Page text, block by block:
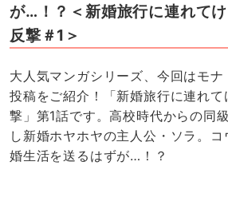
が…！？＜新婚旅行に連れて
反撃＃1＞
大人気マンガシリーズ、今回はモ
投稿をご紹介！「新婚旅行に連れて
撃」第1話です。高校時代からの同
し新婚ホヤホヤの主人公・ソラ。
婚生活を送るはずが…！？